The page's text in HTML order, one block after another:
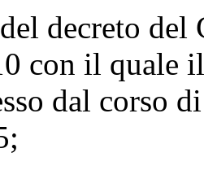
decreto
con il quale
dal corso